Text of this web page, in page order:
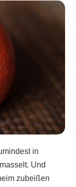
in
Und
zubeißen